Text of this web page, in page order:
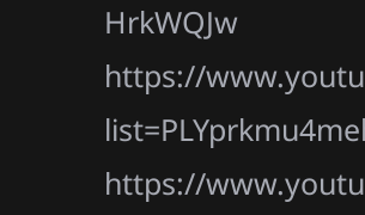
HrkWQJw
https://
https://